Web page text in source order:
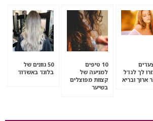
צעדים
לך לגדל
ארוך ובריא
10 טיפים
למניעה של
קצוות מפוצלים
בשיער
50 גוונים של
בלונד באשדוד